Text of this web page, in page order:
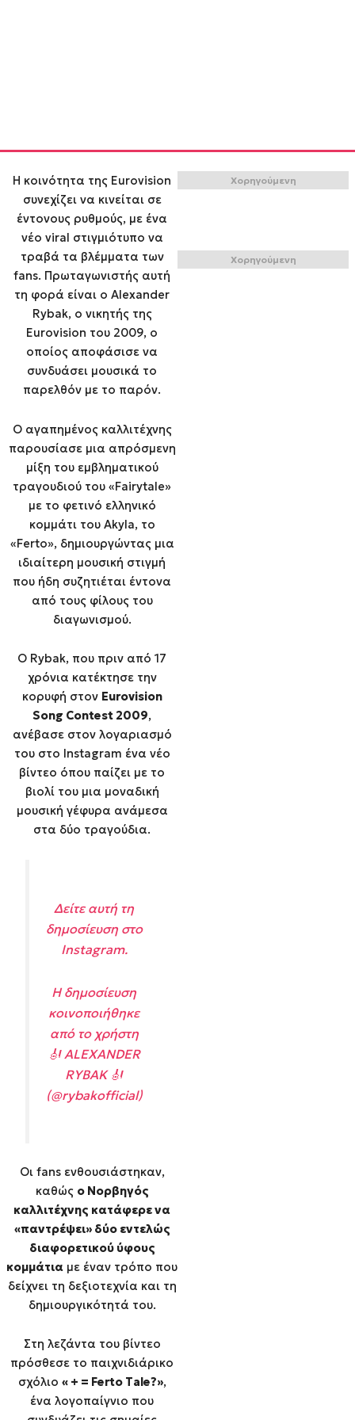
Η κοινότητα της Eurovision
συνεχίζει να κινείται σε
έντονους ρυθμούς, με ένα
νέο viral στιγμιότυπο να
τραβά τα βλέμματα των
fans. Πρωταγωνιστής αυτή
τη φορά είναι ο Alexander
Rybak, ο νικητής της
Eurovision του 2009, ο
οποίος αποφάσισε να
συνδυάσει μουσικά το
παρελθόν με το παρόν.
Ο αγαπημένος καλλιτέχνης
παρουσίασε μια απρόσμενη
μίξη του εμβληματικού
τραγουδιού του «Fairytale»
με το φετινό ελληνικό
κομμάτι του Akyla, το
«Ferto», δημιουργώντας μια
ιδιαίτερη μουσική στιγμή
που ήδη συζητιέται έντονα
από τους φίλους του
διαγωνισμού.
Ο Rybak, που πριν από 17
χρόνια κατέκτησε την
κορυφή στον Eurovision
Song Contest 2009,
ανέβασε στον λογαριασμό
του στο Instagram ένα νέο
βίντεο όπου παίζει με το
βιολί του μια μοναδική
μουσική γέφυρα ανάμεσα
στα δύο τραγούδια.
Δείτε αυτή τη
δημοσίευση στο
Instagram.
Η δημοσίευση
κοινοποιήθηκε
από το χρήστη
🎻 ALEXANDER
RYBAK 🎻
(@rybakofficial)
Οι fans ενθουσιάστηκαν,
καθώς ο Νορβηγός
καλλιτέχνης κατάφερε να
«παντρέψει» δύο εντελώς
διαφορετικού ύφους
κομμάτια με έναν τρόπο που
δείχνει τη δεξιοτεχνία και τη
δημιουργικότητά του.
Στη λεζάντα του βίντεο
πρόσθεσε το παιχνιδιάρικο
σχόλιο « + = Ferto Tale?»,
ένα λογοπαίγνιο που
Χορηγούμενη
Χορηγούμενη